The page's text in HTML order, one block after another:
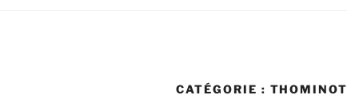
CATÉGORIE : THOMINOT